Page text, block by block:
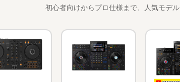
n
初心者向けからプロ仕様まで、人気モデル